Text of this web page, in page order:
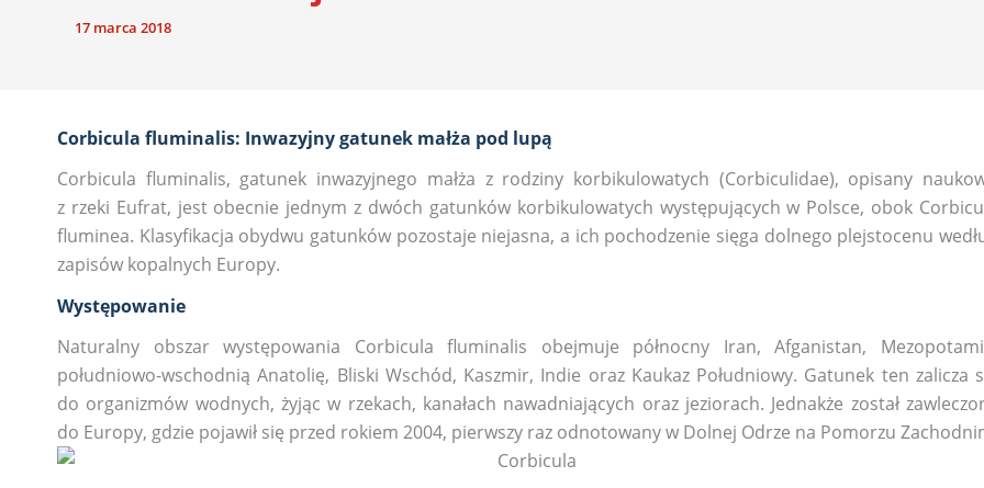
17 marca 2018
Corbicula fluminalis: Inwazyjny gatunek małża pod lupą
Corbicula fluminalis, gatunek inwazyjnego małża z rodziny korbikulowatych (Corbiculidae), opisany
z rzeki Eufrat, jest obecnie jednym z dwóch gatunków korbikulowatych występujących w Polsce, obok
fluminea. Klasyfikacja obydwu gatunków pozostaje niejasna, a ich pochodzenie sięga dolnego plejstocenu
zapisów kopalnych Europy.
Występowanie
Naturalny obszar występowania Corbicula fluminalis obejmuje północny Iran, Afganistan,
południowo-wschodnią Anatolię, Bliski Wschód, Kaszmir, Indie oraz Kaukaz Południowy. Gatunek ten zalicza
do organizmów wodnych, żyjąc w rzekach, kanałach nawadniających oraz jeziorach. Jednakże został
do Europy, gdzie pojawił się przed rokiem 2004, pierwszy raz odnotowany w Dolnej Odrze na Pomorzu